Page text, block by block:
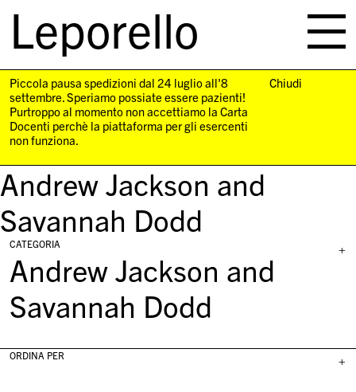
Leporello
navigation
Piccola pausa spedizioni dal 24 luglio all'8
settembre. Speriamo possiate essere pazienti!
Purtroppo al momento non accettiamo la Carta
Docenti perchè la piattaforma per gli esercenti
non funziona.
Chiudi
Andrew Jackson and
Savannah Dodd
+
CATEGORIA
Andrew Jackson and
Savannah Dodd
+
ORDINA PER